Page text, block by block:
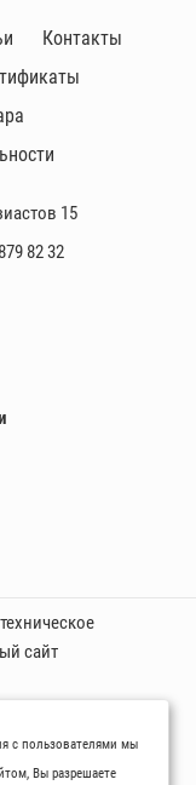
15
82 32
Контакты
сайт
с пользователями мы
Вы разрешаете